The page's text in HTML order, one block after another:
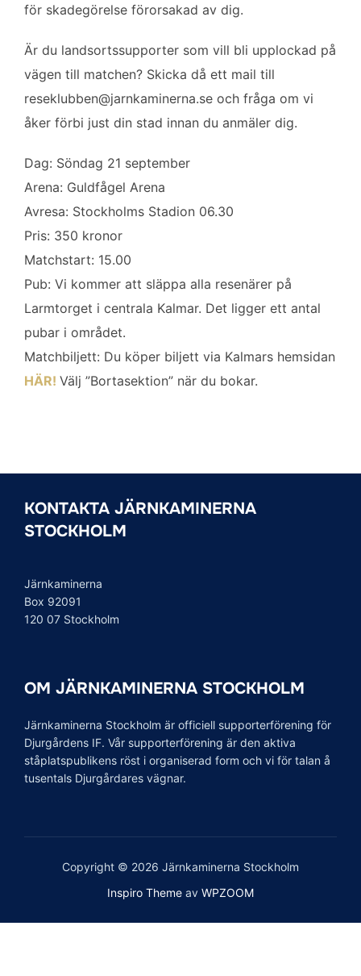
för skadegörelse förorsakad av dig.
Är du landsortssupporter som vill bli upplockad på
vägen till matchen? Skicka då ett mail till
reseklubben@jarnkaminerna.se och fråga om vi
åker förbi just din stad innan du anmäler dig.
Dag: Söndag 21 september
Arena: Guldfågel Arena
Avresa: Stockholms Stadion 06.30
Pris: 350 kronor
Matchstart: 15.00
Pub: Vi kommer att släppa alla resenärer på
Larmtorget i centrala Kalmar. Det ligger ett antal
pubar i området.
Matchbiljett: Du köper biljett via Kalmars hemsidan
HÄR! Välj ”Bortasektion” när du bokar.
KONTAKTA JÄRNKAMINERNA
STOCKHOLM
Järnkaminerna
Box 92091
120 07 Stockholm
OM JÄRNKAMINERNA STOCKHOLM
Järnkaminerna Stockholm är officiell supporterförening för
Djurgårdens IF. Vår supporterförening är den aktiva
ståplatspublikens röst i organiserad form och vi för talan å
tusentals Djurgårdares vägnar.
Copyright © 2026 Järnkaminerna Stockholm
Inspiro Theme av WPZOOM